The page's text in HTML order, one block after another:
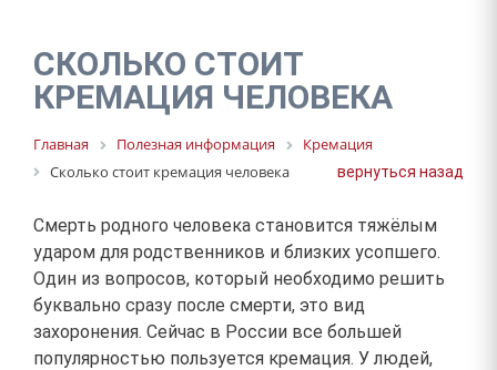
ОГРАДЫ ДЛЯ МОГИЛ
КУПИТЬ ОГРАДУ
БАЛЬЗАМИРОВАНИЕ
СКОЛЬКО СТОИТ
КРЕМАЦИЯ ЧЕЛОВЕКА
Главная Полезная информация
Кремация
Сколько стоит кремация человека
вернуться назад
Смерть родного человека становится тяжёлым
ударом для родственников и близких усопшего.
Один из вопросов, который необходимо решить
буквально сразу после смерти, это вид
захоронения. Сейчас в России все большей
популярностью пользуется кремация. У людей,